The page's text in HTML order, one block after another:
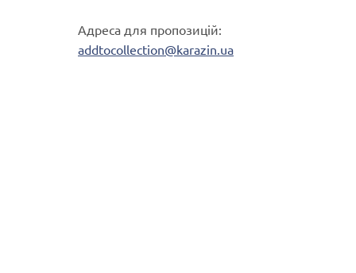
Адреса для пропозицій:
addtocollection@karazin.ua